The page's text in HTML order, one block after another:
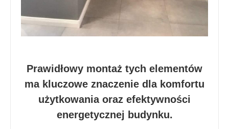
Prawidłowy montaż tych elementów
ma kluczowe znaczenie dla komfortu
użytkowania oraz efektywności
energetycznej budynku.